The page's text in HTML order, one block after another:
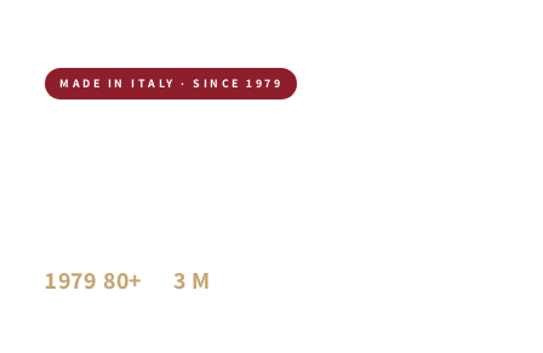
MADE IN ITALY · SINCE 1979
1979 80+ 3 M